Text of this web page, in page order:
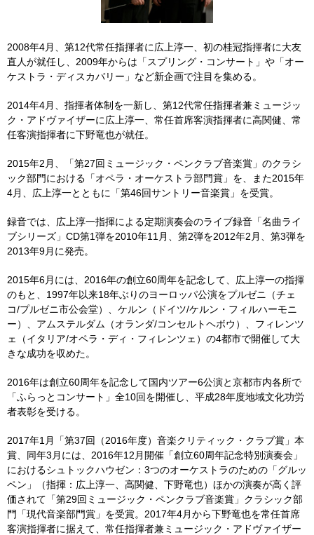
2008年4月、第12代常任指揮者に広上淳一、初の桂冠指揮者に大友
直人が就任し、2009年からは「スプリング・コンサート」や「オー
ケストラ・ディスカバリー」など新企画で注目を集める。
2014年4月、指揮者体制を一新し、第12代常任指揮者兼ミュージッ
ク・アドヴァイザーに広上淳一、常任首席客演指揮者に高関健、常
任客演指揮者に下野竜也が就任。
2015年2月、「第27回ミュージック・ペンクラブ音楽賞」のクラシ
ック部門における「オペラ・オーケストラ部門賞」を、また2015年
4月、広上淳一とともに「第46回サントリー音楽賞」を受賞。
録音では、広上淳一指揮による定期演奏会のライブ録音「名曲ライ
ブシリーズ」CD第1弾を2010年11月、第2弾を2012年2月、第3弾を
2013年9月に発売。
2015年6月には、2016年の創立60周年を記念して、広上淳一の指揮
のもと、1997年以来18年ぶりのヨーロッパ公演をプルゼニ（チェ
コ/プルゼニ市公会堂）、ケルン（ドイツ/ケルン・フィルハーモニ
ー）、アムステルダム（オランダ/コンセルトヘボウ）、フィレンツ
ェ（イタリア/オペラ・ディ・フィレンツェ）の4都市で開催して大
きな成功を収めた。
2016年は創立60周年を記念して国内ツアー6公演と京都市内各所で
「ふらっとコンサート」全10回を開催し、平成28年度地域文化功労
者表彰を受ける。
2017年1月「第37回（2016年度）音楽クリティック・クラブ賞」本
賞、同年3月には、2016年12月開催「創立60周年記念特別演奏会」
におけるシュトックハウゼン：3つのオーケストラのための「グルッ
ペン」（指揮：広上淳一、高関健、下野竜也）ほかの演奏が高く評
価されて「第29回ミュージック・ペンクラブ音楽賞」クラシック部
門「現代音楽部門賞」を受賞。2017年4月から下野竜也を常任首席
客演指揮者に据えて、常任指揮者兼ミュージック・アドヴァイザー